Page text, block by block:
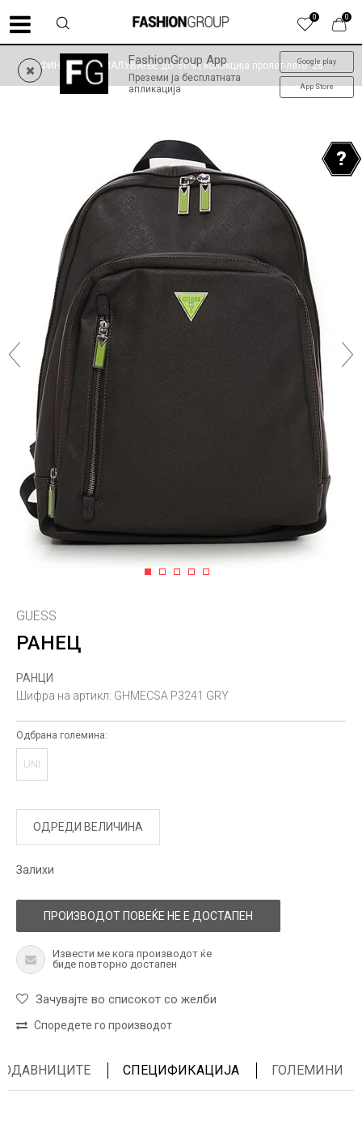
0
0
FashionGroup App
Преземи ја бесплатната
апликација
Google play
App Store
ФИНАЛНО НАМАЛУВАЊЕ до -60% | колекција пролет-лето '26
1 2 3 4 5
GUESS
РАНЕЦ
РАНЦИ
Шифра на артикл: GHMECSA P3241 GRY
Одбрана големина:
UNI
ОДРЕДИ ВЕЛИЧИНА
Залихи
ПРОИЗВОДОТ ПОВЕЌЕ НЕ Е ДОСТАПЕН
Извести ме кога производот ќе
биде повторно достапен
Зачувајте во списокот со желби
Споредете го производот
СПЕЦИФИКАЦИЈА ГОЛЕМИНИ